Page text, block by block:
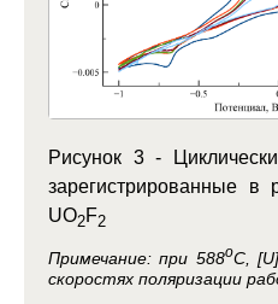
Рисунок 3 -
зарегистрированные в
UO2F2
Примечание:при 588oC,
скоростях поляризации